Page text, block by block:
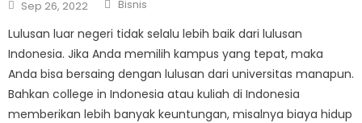
on
Sep 26, 2022 Bisnis
Lulusan luar negeri tidak selalu lebih baik dari lulusan
Indonesia. Jika Anda memilih kampus yang tepat, maka
Anda bisa bersaing dengan lulusan dari universitas manapun.
Bahkan college in Indonesia atau kuliah di Indonesia
memberikan lebih banyak keuntungan, misalnya biaya hidup